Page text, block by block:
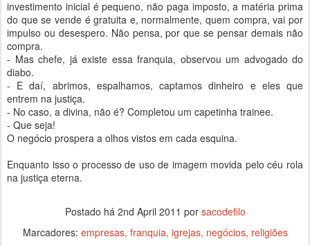
investimento inicial é pequeno, não paga imposto, a matéria prima
do que se vende é gratuita e, normalmente, quem compra, vai por
impulso ou desespero. Não pensa, por que se pensar demais não
compra.
- Mas chefe, já existe essa franquia, observou um advogado do
diabo.
- E daí, abrimos, espalhamos, captamos dinheiro e eles que
entrem na justiça.
- No caso, a divina, não é? Completou um capetinha trainee.
- Que seja!
O negócio prospera a olhos vistos em cada esquina.
Enquanto isso o processo de uso de imagem movida pelo céu rola
na justiça eterna.
Postado há 2nd April 2011 por sacodefilo
Marcadores: empresas franquia igrejas negócios religiões